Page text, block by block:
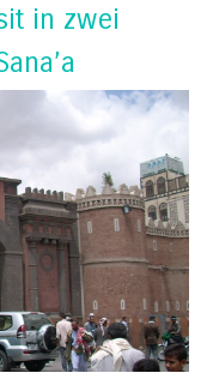
in zwei